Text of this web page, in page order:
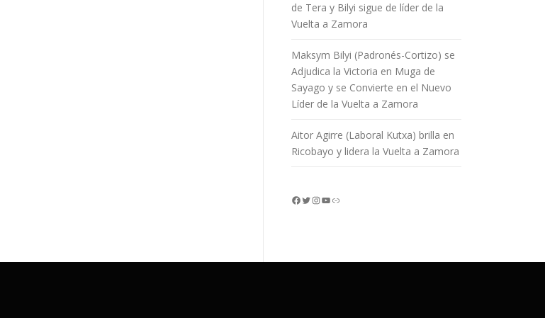
de Tera y Bilyi sigue de líder de la
Vuelta a Zamora
Maksym Bilyi (Padronés-Cortizo) se
Adjudica la Victoria en Muga de
Sayago y se Convierte en el Nuevo
Líder de la Vuelta a Zamora
Aitor Agirre (Laboral Kutxa) brilla en
Ricobayo y lidera la Vuelta a Zamora
Facebook Twitter InstagramYouTube Enlace